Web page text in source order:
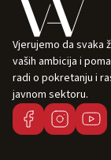
Vjerujemo da svaka
vaših ambicija i
radi o pokretanju i
javnom sektoru.